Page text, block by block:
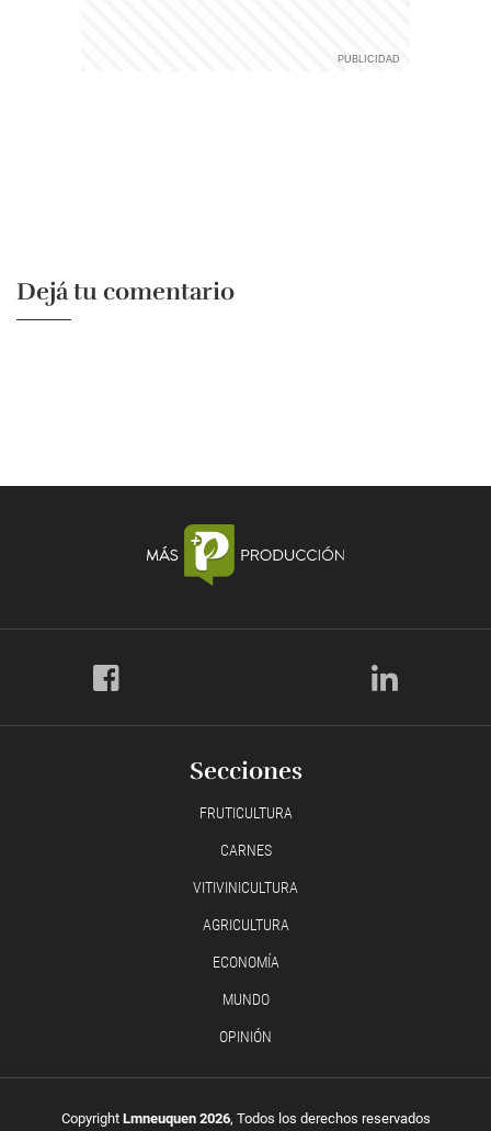
Dejá tu comentario
Secciones
FRUTICULTURA
CARNES
VITIVINICULTURA
AGRICULTURA
ECONOMÍA
MUNDO
OPINIÓN
Copyright Lmneuquen 2026, Todos los derechos reservados